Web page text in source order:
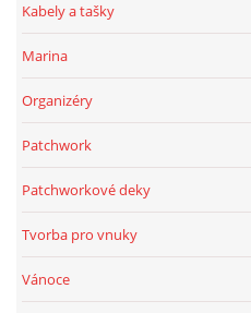
Kabely a tašky
Marina
Organizéry
Patchwork
Patchworkové deky
Tvorba pro vnuky
Vánoce